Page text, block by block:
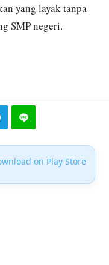
yang layak tanpa
SMP negeri.